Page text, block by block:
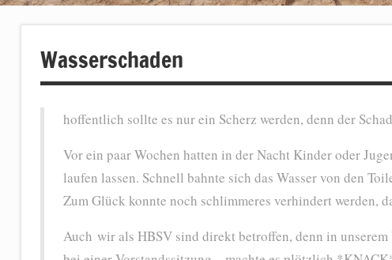
Wasserschaden
hoffentlich sollte es nur ein Scherz werden, denn der
Vor ein paar Wochen hatten in der Nacht Kinder oder
laufen lassen. Schnell bahnte sich das Wasser von den
Zum Glück konnte noch schlimmeres verhindert werden,
Auch wir als HBSV sind direkt betroffen, denn in